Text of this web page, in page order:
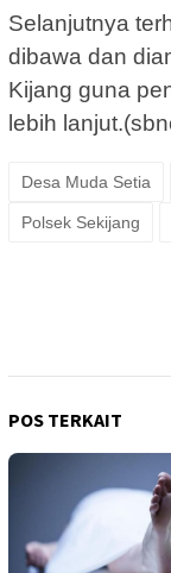
Selanjutnya
dibawa dan
Kijang guna
lebih
Desa Muda Setia
Polsek Sekijang
POS TERKAIT